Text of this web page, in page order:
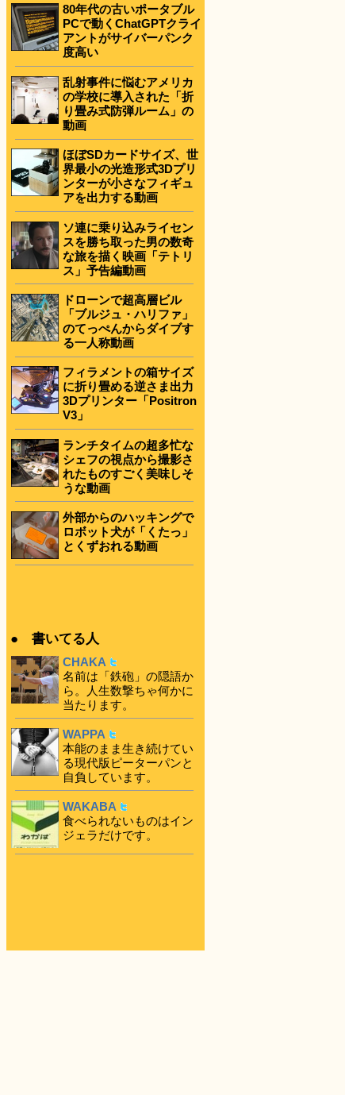
80年代の古いポータブル
PCで動くChatGPTクライ
アントがサイバーパンク
度高い
乱射事件に悩むアメリカ
の学校に導入された「折
り畳み式防弾ルーム」の
動画
ほぼSDカードサイズ、世
界最小の光造形式3Dプリ
ンターが小さなフィギュ
アを出力する動画
ソ連に乗り込みライセン
スを勝ち取った男の数奇
な旅を描く映画「テトリ
ス」予告編動画
ドローンで超高層ビル
「ブルジュ・ハリファ」
のてっぺんからダイブす
る一人称動画
フィラメントの箱サイズ
に折り畳める逆さま出力
3Dプリンター「Positron
V3」
ランチタイムの超多忙な
シェフの視点から撮影さ
れたものすごく美味しそ
うな動画
外部からのハッキングで
ロボット犬が「くたっ」
とくずおれる動画
● 書いてる人
CHAKA
名前は「鉄砲」の隠語か
ら。人生数撃ちゃ何かに
当たります。
WAPPA
本能のまま生き続けてい
る現代版ピーターパンと
自負しています。
WAKABA
食べられないものはイン
ジェラだけです。